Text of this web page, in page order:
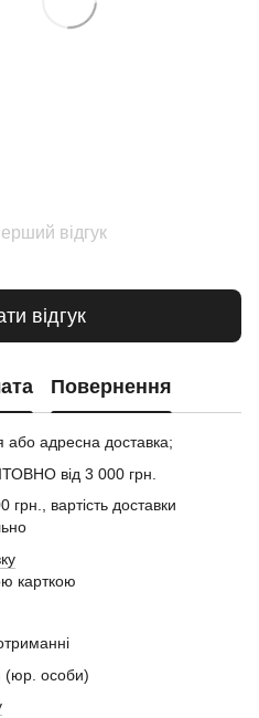
відгук
відгук
Повернення
або адресна доставка;
від 3 000 грн.
вартість доставки
карткою
(юр. особи)